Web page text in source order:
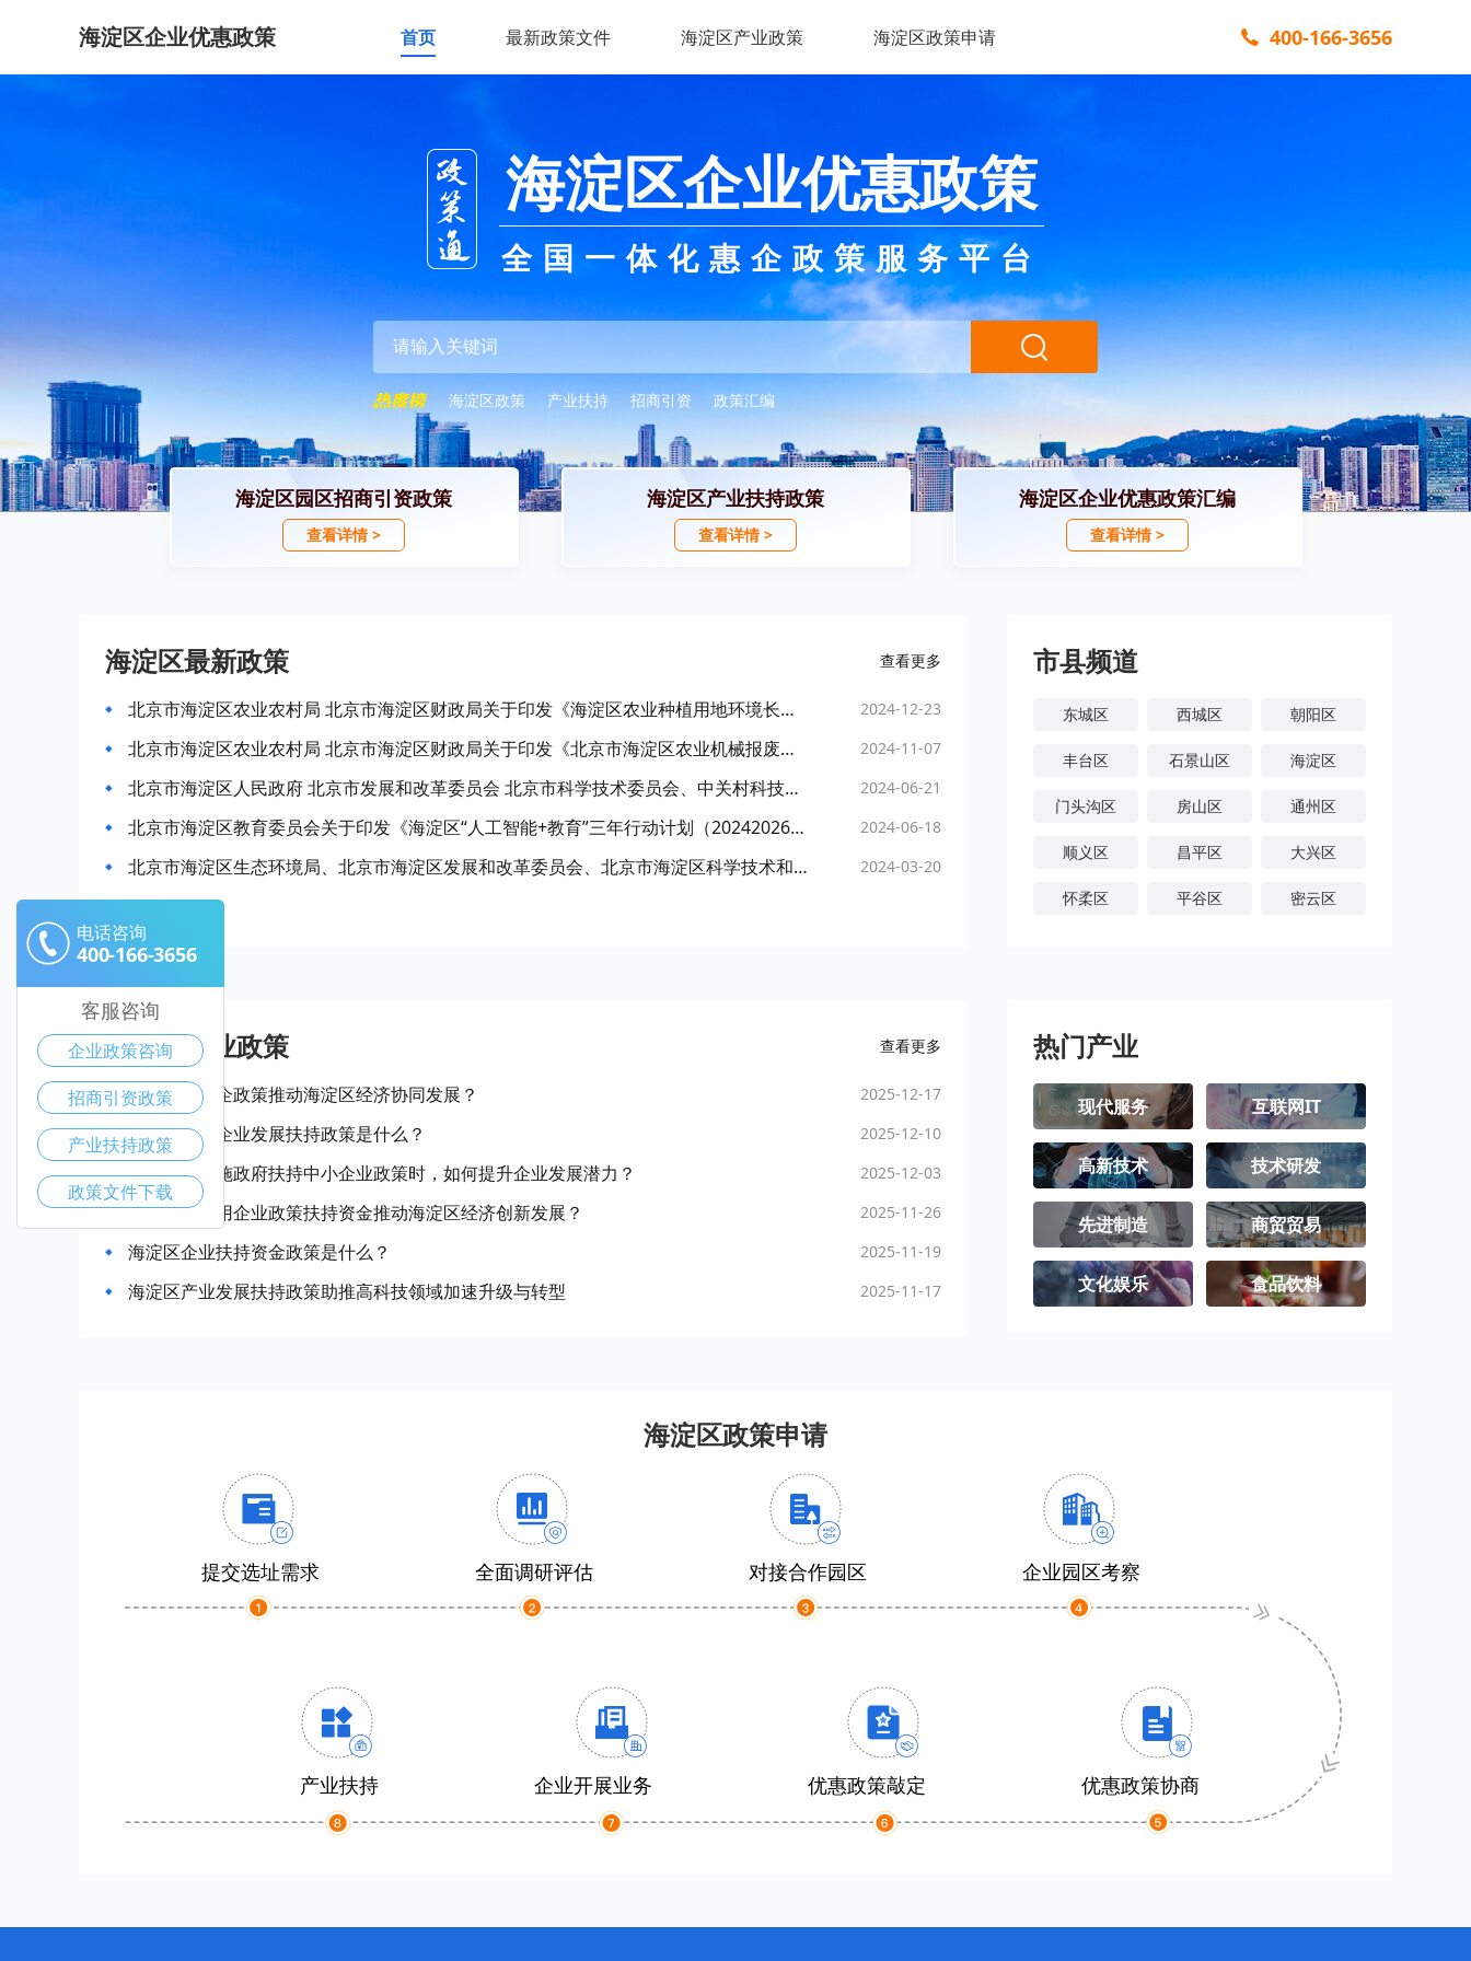
海淀区企业优惠政策 首页 最新政策文件 海淀区产业政策 海淀区政策申请 400-166-3656
海淀区企业优惠政策
全国一体化惠企政策服务平台
海淀区政策 产业扶持 招商引资 政策汇编
海淀区园区招商引资政策
查看详情 >
海淀区产业扶持政策
查看详情 >
海淀区企业优惠政策汇编
查看详情 >
海淀区最新政策 查看更多
北京市海淀区农业农村局 北京市海淀区财政局关于印发《海淀区农业种植用地环境长效管护工作方案》的通知 2024-12-23
北京市海淀区农业农村局 北京市海淀区财政局关于印发《北京市海淀区农业机械报废更新补贴实施方案》的通知 2024-11-07
北京市海淀区人民政府 北京市发展和改革委员会 北京市科学技术委员会、中关村科技园区管理委员会 北京市经济和信息化局印发《关于打造全国具身智能创新高地的三年行动方案（2024—2026年）》的通知 2024-06-21
北京市海淀区教育委员会关于印发《海淀区“人工智能+教育”三年行动计划（20242026年）》的通知 2024-06-18
北京市海淀区生态环境局、北京市海淀区发展和改革委员会、北京市海淀区科学技术和经济信息化局、北京市海淀区住房和城乡建设委员会、北京市海淀区城市管理委员会、北京市海淀区农业农村局关于印发《北京市海淀区减污降碳协同增效实施方案》的通知 2024-03-20
海淀区产业政策 查看更多
如何通过惠企政策推动海淀区经济协同发展？ 2025-12-17
海淀区中小企业发展扶持政策是什么？ 2025-12-10
当海淀区实施政府扶持中小企业政策时，如何提升企业发展潜力？ 2025-12-03
如何合理运用企业政策扶持资金推动海淀区经济创新发展？ 2025-11-26
海淀区企业扶持资金政策是什么？ 2025-11-19
海淀区产业发展扶持政策助推高科技领域加速升级与转型 2025-11-17
市县频道
东城区 西城区 朝阳区
丰台区 石景山区 海淀区
门头沟区 房山区 通州区
顺义区 昌平区 大兴区
怀柔区 平谷区 密云区
热门产业
现代服务 互联网IT
高新技术 技术研发
先进制造 商贸贸易
文化娱乐 食品饮料
海淀区政策申请
提交选址需求 全面调研评估 对接合作园区 企业园区考察
产业扶持 企业开展业务 优惠政策敲定 优惠政策协商
电话咨询
400-166-3656
客服咨询
企业政策咨询
招商引资政策
产业扶持政策
政策文件下载